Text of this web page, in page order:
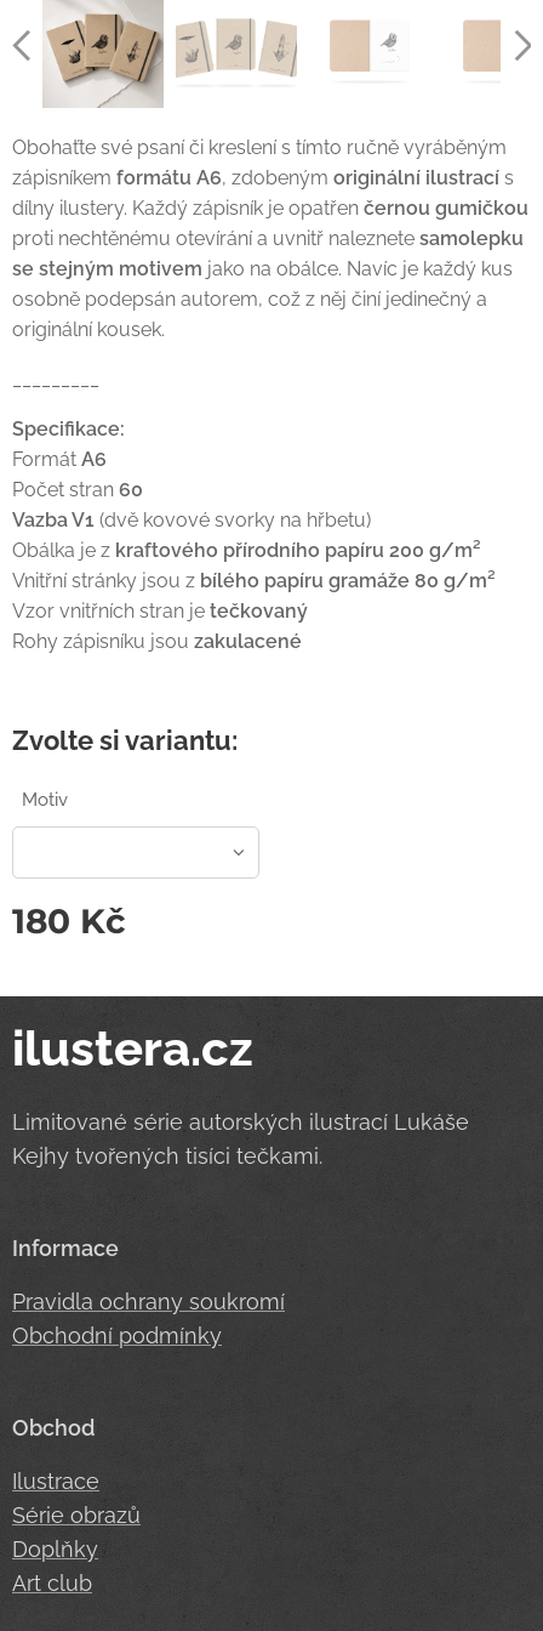
Obohaťte své psaní či kreslení s tímto ručně vyráběným
zápisníkem formátu A6, zdobeným originální ilustrací s
dílny ilustery. Každý zápisník je opatřen černou gumičkou
proti nechtěnému otevírání a uvnitř naleznete samolepku
se stejným motivem jako na obálce. Navíc je každý kus
osobně podepsán autorem, což z něj činí jedinečný a
originální kousek.
Specifikace:
Formát A6
Počet stran 60
Vazba V1 (dvě kovové svorky na hřbetu)
Obálka je z kraftového přírodního papíru 200 g/m²
Vnitřní stránky jsou z bílého papíru gramáže 80 g/m²
Vzor vnitřních stran je tečkovaný
Rohy zápisníku jsou zakulacené
Zvolte si variantu:
Motiv
180 Kč
ilustera.cz
Limitované série autorských ilustrací Lukáše
Kejhy tvořených tisíci tečkami.
Informace
Pravidla ochrany soukromí
Obchodní podmínky
Obchod
Ilustrace
Série obrazů
Doplňky
Art club